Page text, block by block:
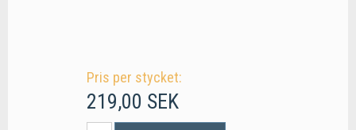
Pris per stycket:
219,00 SEK